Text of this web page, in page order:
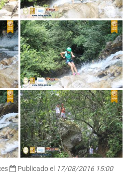
Publicado el 17/08/2016 15:00